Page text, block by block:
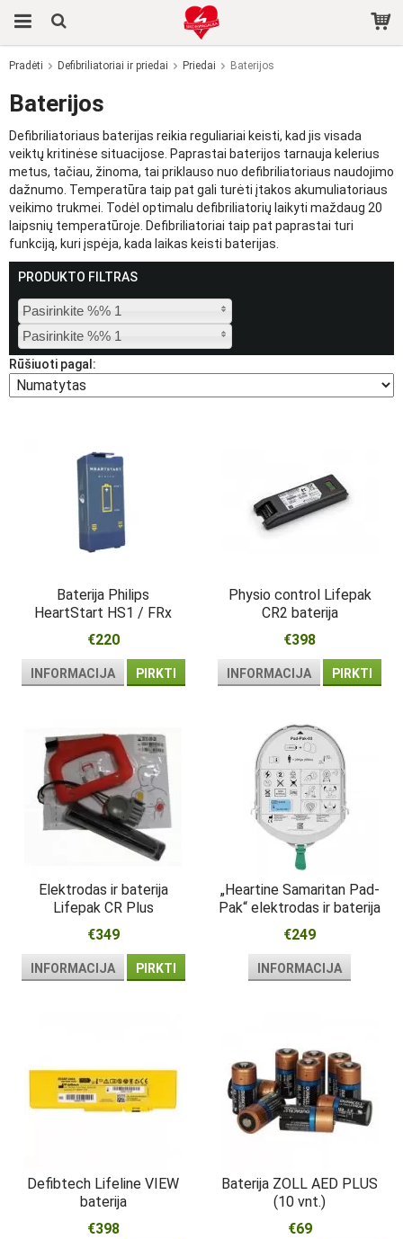
Pradėti Defibriliatoriai ir priedai Priedai Baterijos
Baterijos
Defibriliatoriaus baterijas reikia reguliariai keisti, kad jis visada
veiktų kritinėse situacijose. Paprastai baterijos tarnauja kelerius
metus, tačiau, žinoma, tai priklauso nuo defibriliatoriaus naudojimo
dažnumo. Temperatūra taip pat gali turėti įtakos akumuliatoriaus
veikimo trukmei. Todėl optimalu defibriliatorių laikyti maždaug 20
laipsnių temperatūroje. Defibriliatoriai taip pat paprastai turi
funkciją, kuri įspėja, kada laikas keisti baterijas.
PRODUKTO FILTRAS
Pasirinkite %% 1
Pasirinkite %% 1
Rūšiuoti pagal:
Baterija Philips
HeartStart HS1 / FRx
€220
INFORMACIJA PIRKTI
Physio control Lifepak
CR2 baterija
€398
INFORMACIJA PIRKTI
Elektrodas ir baterija
Lifepak CR Plus
€349
INFORMACIJA PIRKTI
„Heartine Samaritan Pad-
Pak“ elektrodas ir baterija
€249
INFORMACIJA
Defibtech Lifeline VIEW
baterija
€398
Baterija ZOLL AED PLUS
(10 vnt.)
€69